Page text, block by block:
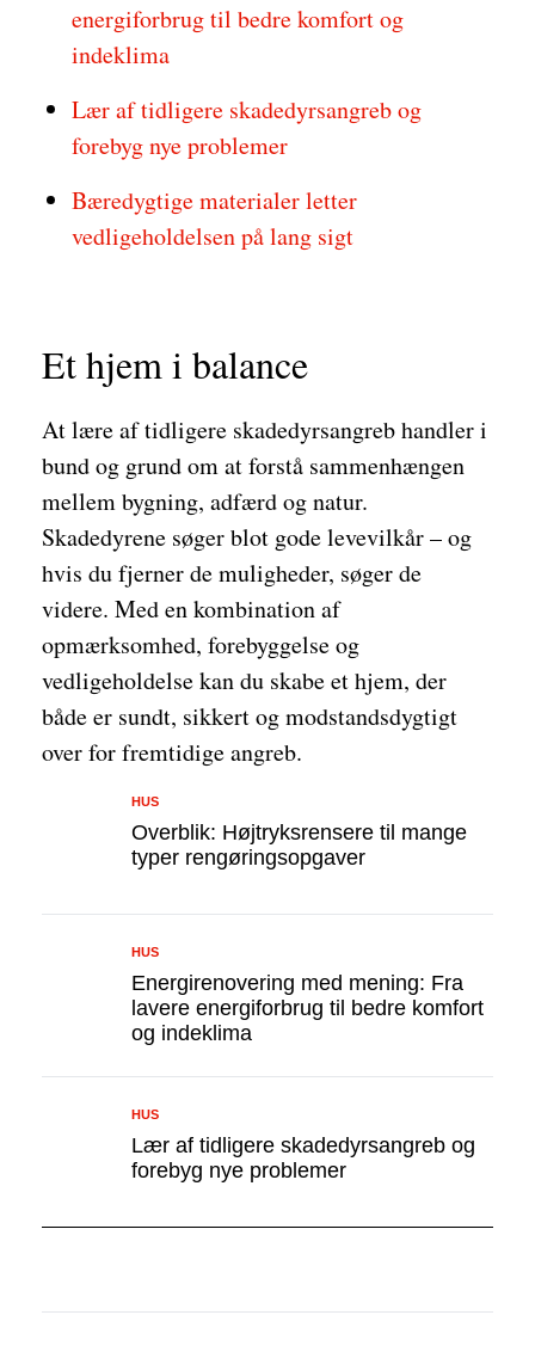
energiforbrug til bedre komfort og
indeklima
Lær af tidligere skadedyrsangreb og
forebyg nye problemer
Bæredygtige materialer letter
vedligeholdelsen på lang sigt
Et hjem i balance
At lære af tidligere skadedyrsangreb handler i
bund og grund om at forstå sammenhængen
mellem bygning, adfærd og natur.
Skadedyrene søger blot gode levevilkår – og
hvis du fjerner de muligheder, søger de
videre. Med en kombination af
opmærksomhed, forebyggelse og
vedligeholdelse kan du skabe et hjem, der
både er sundt, sikkert og modstandsdygtigt
over for fremtidige angreb.
Overblik: Højtryksrensere til mange
typer rengøringsopgaver
HUS
Energirenovering med mening: Fra
lavere energiforbrug til bedre komfort
og indeklima
HUS
Lær af tidligere skadedyrsangreb og
forebyg nye problemer
HUS